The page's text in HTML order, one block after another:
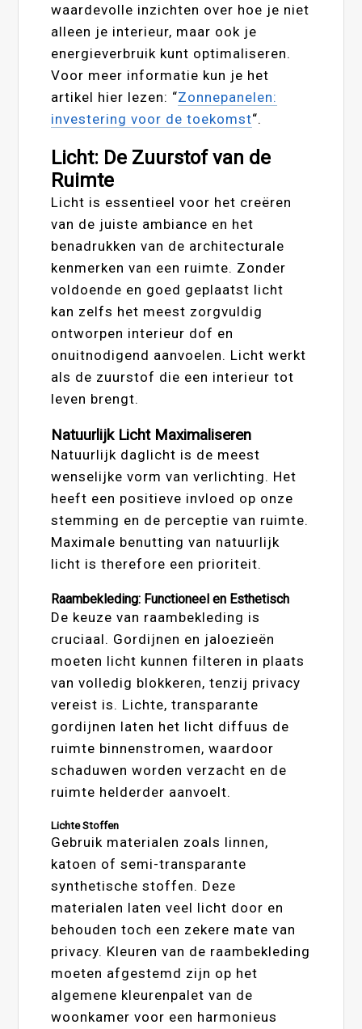
waardevolle inzichten over hoe je niet
alleen je interieur, maar ook je
energieverbruik kunt optimaliseren.
Voor meer informatie kun je het
artikel hier lezen: “Zonnepanelen:
investering voor de toekomst“.
Licht: De Zuurstof van de
Ruimte
Licht is essentieel voor het creëren
van de juiste ambiance en het
benadrukken van de architecturale
kenmerken van een ruimte. Zonder
voldoende en goed geplaatst licht
kan zelfs het meest zorgvuldig
ontworpen interieur dof en
onuitnodigend aanvoelen. Licht werkt
als de zuurstof die een interieur tot
leven brengt.
Natuurlijk Licht Maximaliseren
Natuurlijk daglicht is de meest
wenselijke vorm van verlichting. Het
heeft een positieve invloed op onze
stemming en de perceptie van ruimte.
Maximale benutting van natuurlijk
licht is therefore een prioriteit.
Raambekleding: Functioneel en Esthetisch
De keuze van raambekleding is
cruciaal. Gordijnen en jaloezieën
moeten licht kunnen filteren in plaats
van volledig blokkeren, tenzij privacy
vereist is. Lichte, transparante
gordijnen laten het licht diffuus de
ruimte binnenstromen, waardoor
schaduwen worden verzacht en de
ruimte helderder aanvoelt.
Lichte Stoffen
Gebruik materialen zoals linnen,
katoen of semi-transparante
synthetische stoffen. Deze
materialen laten veel licht door en
behouden toch een zekere mate van
privacy. Kleuren van de raambekleding
moeten afgestemd zijn op het
algemene kleurenpalet van de
woonkamer voor een harmonieus